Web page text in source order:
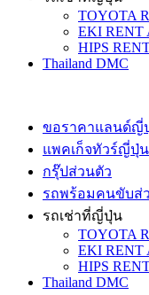
TOYOTA
EKI RENT
HIPS
Thailand DMC
ขอราคาแลนด์ญี่
แพคเก็จทัวร์ญี่ปุ่น
กรุ๊ปส่วนตัว
รถพร้อมคนขับส่
รถเช่าที่ญี่ปุ่น
TOYOTA
EKI RENT
HIPS
Thailand DMC